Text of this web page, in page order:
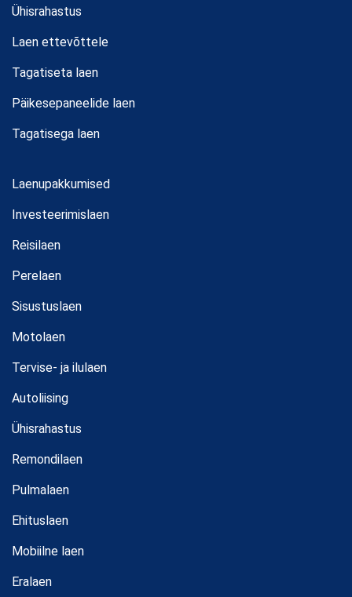
Ühisrahastus
Laen ettevõttele
Tagatiseta laen
Päikesepaneelide laen
Tagatisega laen
Laenupakkumised
Investeerimislaen
Reisilaen
Perelaen
Sisustuslaen
Motolaen
Tervise- ja ilulaen
Autoliising
Ühisrahastus
Remondilaen
Pulmalaen
Ehituslaen
Mobiilne laen
Eralaen